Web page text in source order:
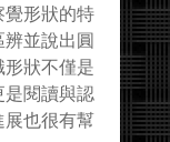
形狀的特
並說出圓
狀不僅是
閱讀與認
也很有幫